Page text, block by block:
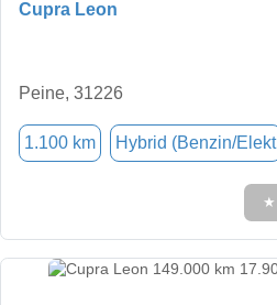
Cupra Leon
Peine, 31226
1.100 km Hybrid (Benzin/Elekt
★